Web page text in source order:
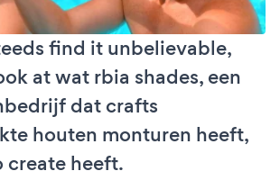
find it unbelievable,
at wat rbia shades, een
dat crafts
houten monturen heeft,
create heeft.